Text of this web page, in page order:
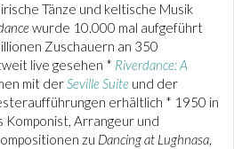
Tänze und keltische Musik
wurde 10.000 mal aufgeführt
Zuschauern an 350
live gesehen * Riverdance: A
mit derSeville Suite und der
erhältlich * 1950 in
Komponist, Arrangeur und
zu Dancing at Lughnasa,